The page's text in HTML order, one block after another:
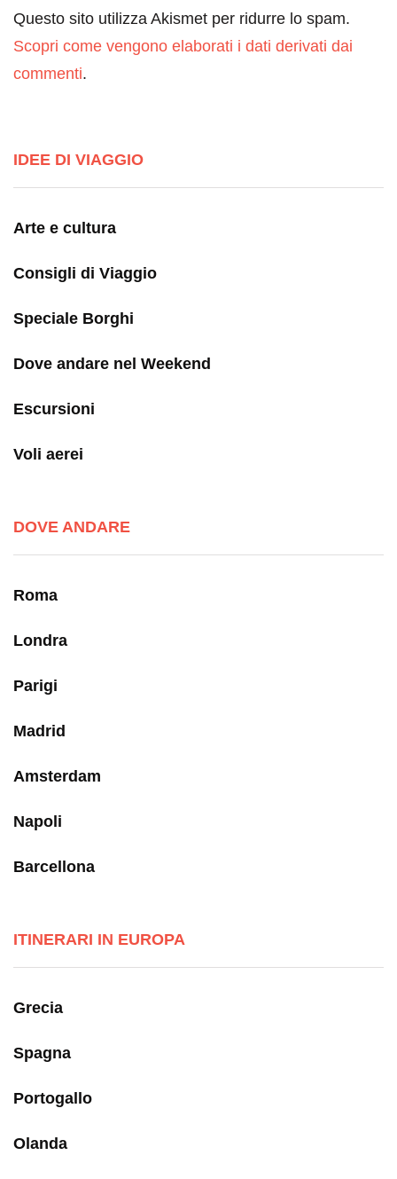
Questo sito utilizza Akismet per ridurre lo spam.
Scopri come vengono elaborati i dati derivati dai
commenti.
IDEE DI VIAGGIO
Arte e cultura
Consigli di Viaggio
Speciale Borghi
Dove andare nel Weekend
Escursioni
Voli aerei
DOVE ANDARE
Roma
Londra
Parigi
Madrid
Amsterdam
Napoli
Barcellona
ITINERARI IN EUROPA
Grecia
Spagna
Portogallo
Olanda